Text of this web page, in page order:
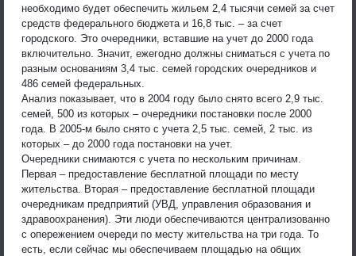
необходимо будет обеспечить жильем 2,4 тысячи семей за счет
средств федерального бюджета и 16,8 тыс. – за счет
городского. Это очередники, вставшие на учет до 2000 года
включительно. Значит, ежегодно должны сниматься с учета по
разным основаниям 3,4 тыс. семей городских очередников и
486 семей федеральных.
Анализ показывает, что в 2004 году было снято всего 2,9 тыс.
семей, 500 из которых – очередники постановки после 2000
года. В 2005-м было снято с учета 2,5 тыс. семей, 2 тыс. из
которых – до 2000 года постановки на учет.
Очередники снимаются с учета по нескольким причинам.
Первая – предоставление бесплатной площади по месту
жительства. Вторая – предоставление бесплатной площади
очередникам предприятий (УВД, управления образования и
здравоохранения). Эти люди обеспечиваются централизованно
с опережением очереди по месту жительства на три года. То
есть, если сейчас мы обеспечиваем площадью на общих